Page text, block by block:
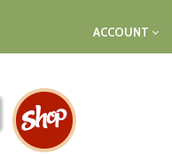
ACCOUNT